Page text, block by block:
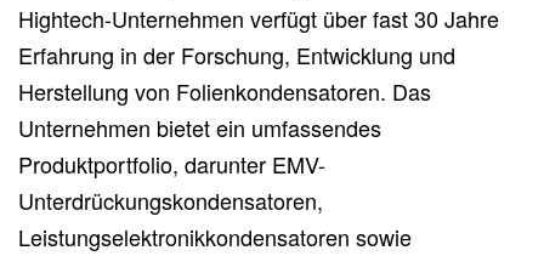
Hightech-Unternehmen verfügt über fast 30 Jahre
Erfahrung in der Forschung, Entwicklung und
Herstellung von Folienkondensatoren. Das
Unternehmen bietet ein umfassendes
Produktportfolio, darunter EMV-
Unterdrückungskondensatoren,
Leistungselektronikkondensatoren sowie